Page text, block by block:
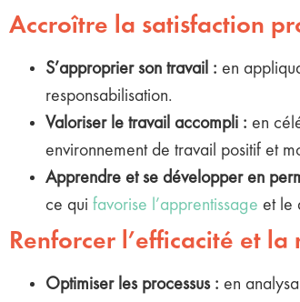
Accroître la satisfaction
S’approprier son travail : en
responsabilisation.
Valoriser le travail accompli : en
environnement de travail positif et
Apprendre et se développer en
ce qui favorise l’apprentissage et le
Renforcer l’efficacité et
Optimiser les processus : en